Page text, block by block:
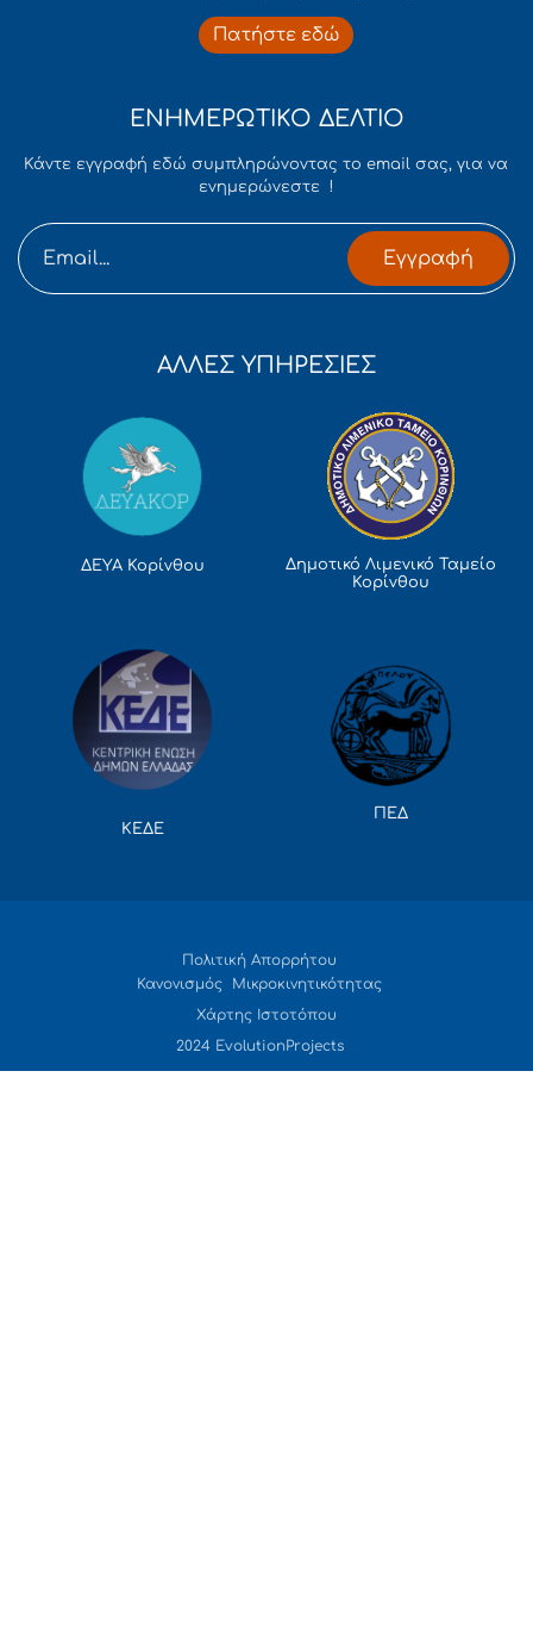
Πατήστε εδώ
ΕΝΗΜΕΡΩΤΙΚΟ ΔΕΛΤΙΟ
Κάντε εγγραφή εδώ συμπληρώνοντας το email σας, για να
ενημερώνεστε !
Εγγραφή
ΑΛΛΕΣ ΥΠΗΡΕΣΙΕΣ
ΔΕΥΑ Κορίνθου
Δημοτικό Λιμενικό Ταμείο
Κορίνθου
ΚΕΔΕ
ΠΕΔ
Πολιτική Απορρήτου
Κανονισμός Μικροκινητικότητας
Χάρτης Ιστοτόπου
2024 EvolutionProjects